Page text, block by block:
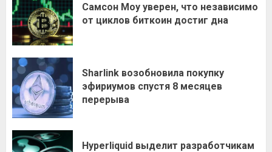
Самсон Моу уверен, что независимо
от циклов биткоин достиг дна
Sharlink возобновила покупку
эфириумов спустя 8 месяцев
перерыва
Hyperliquid выделит разработчикам